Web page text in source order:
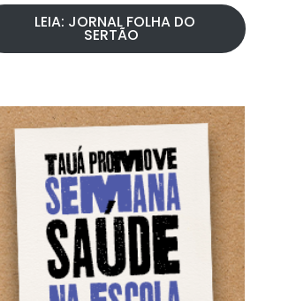
LEIA: JORNAL FOLHA DO
SERTÃO